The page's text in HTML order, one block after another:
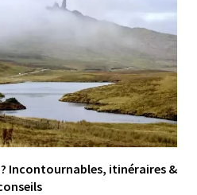
? Incontournables, itinéraires &